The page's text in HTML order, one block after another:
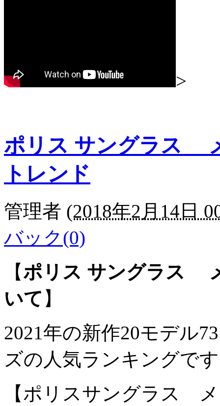
>
ポリス サングラス
トレンド
管理者 (2018年2月14日
バック(0)
【ポリス サングラス
いて 】
2021年の新作20モデル
ズの人気ランキングで
【ポリスサングラス